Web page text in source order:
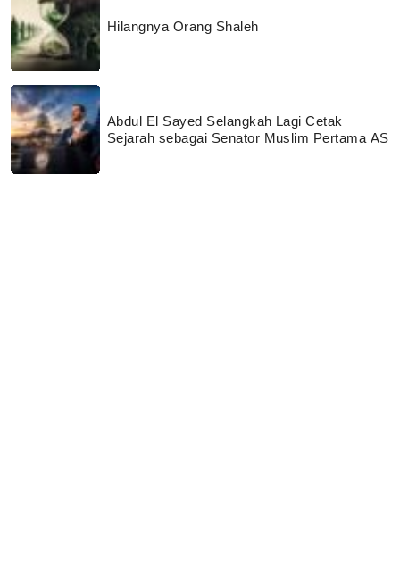
Hilangnya Orang Shaleh
Abdul El Sayed Selangkah Lagi Cetak
Sejarah sebagai Senator Muslim Pertama AS